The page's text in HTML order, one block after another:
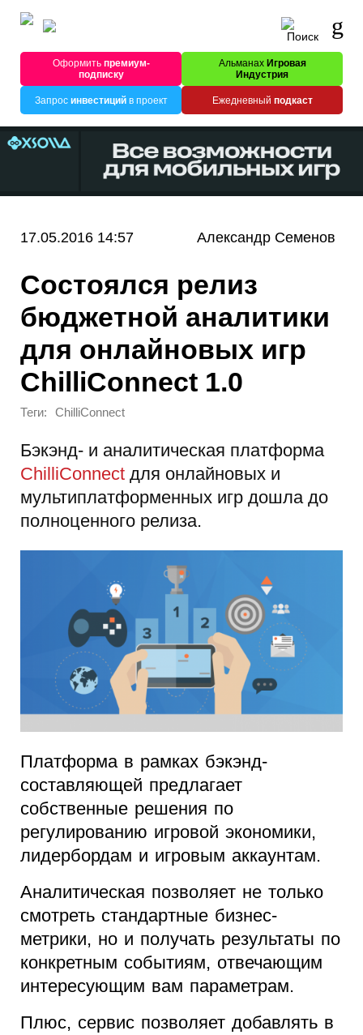
Оформитьпремиум-
подписку
Альманах Игровая
Индустрия
Запрос инвестицийв проект Ежедневный подкаст
17.05.2016 14:57 Александр Семенов
Состоялся релиз
бюджетной аналитики
для онлайновых игр
ChilliConnect 1.0
Теги: ChilliConnect
Бэкэнд- и аналитическая платформа
ChilliConnect для онлайновых и
мультиплатформенных игр дошла до
полноценного релиза.
Платформа в рамках бэкэнд-
составляющей предлагает
собственные решения по
регулированию игровой экономики,
лидербордам и игровым аккаунтам.
Аналитическая позволяет не только
смотреть стандартные бизнес-
метрики, но и получать результаты по
конкретным событиям, отвечающим
интересующим вам параметрам.
Плюс, сервис позволяет добавлять в